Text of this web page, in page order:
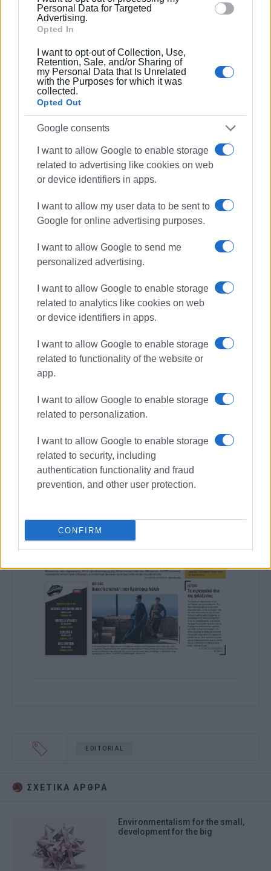
section.Personal Data for Targeted
Advertising.
Opted In
I want to opt-out of Collection, Use,
Retention, Sale, and/or Sharing of
my Personal Data that Is Unrelated
with the Purposes for which it was
collected.
Opted Out
Google consents
I want to allow Google to enable storage
related to advertising like cookies on web
or device identifiers in apps.
I want to allow my user data to be sent to
Google for online advertising purposes.
I want to allow Google to send me
personalized advertising.
I want to allow Google to enable storage
related to analytics like cookies on web
or device identifiers in apps.
I want to allow Google to enable storage
related to functionality of the website or
app.
I want to allow Google to enable storage
related to personalization.
I want to allow Google to enable storage
related to security, including
authentication functionality and fraud
prevention, and other user protection.
CONFIRM
ΓΙΩΡΓΟΣ ΚΑΤΣΑΪΤΗΣ
Είναι ο εκδότης - διευθυντής της Ενημέρωσης.
Έχει σπουδάσει και εργαστεί ως μηχανικός και
ηλεκτρονικός. Δημοσιογραφεί από τις αρχές της
δεκαετίας του 1980. Έχει συνεργαστεί με σχεδόν
όλες τις αθηναϊκές εφημερίδες. Διετέλεσε
πρόεδρος του Συνδέσμου Ημερησίων
Περιφερειακών Εφημερίδων, τον οποίον
υπηρέτησε και από τη θέση του γενικού
γραμματέα στο δ.σ. επί οκτώ χρόνια. Πιστεύει
στην ενημέρωση είναι το ενδιαφέρον του για τα
κοινά και στην επικοινωνία η έντιμη και
Ακολουθήστε το enimerosi στο
Συνδρομητές στο e-paper
EDITORIAL
ΣΧΕΤΙΚA AΡΘΡΑ
Environmentalism for the small,
development for the big